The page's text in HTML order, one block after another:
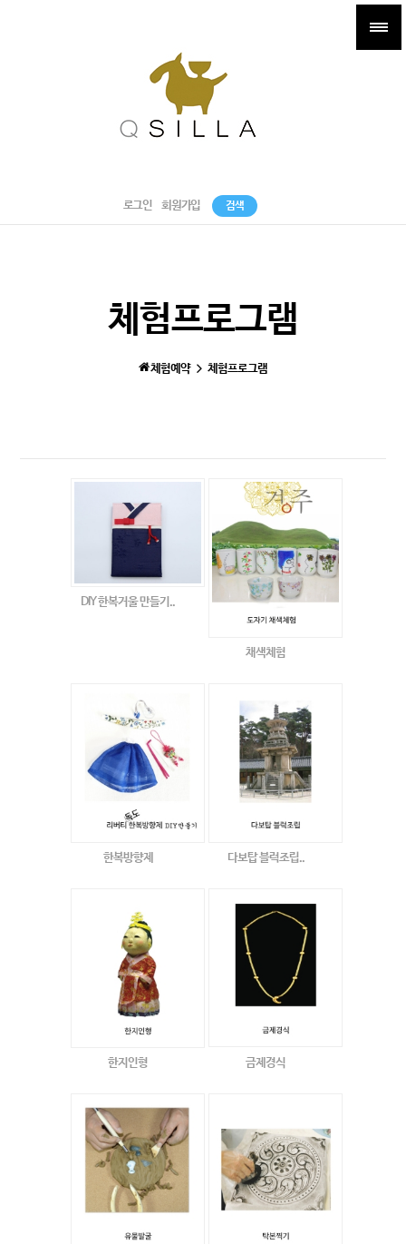
로그인 회원가입 검색
체험프로그램
체험예약 체험프로그램
DIY 한복거울 만들기..
채색체험
한복방향제 다보탑 블럭조립..
한지인형 금제경식